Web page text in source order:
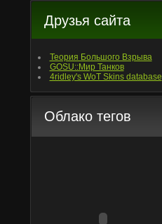
Друзья сайта
Теория Большого Взрыва
GOSU::Мир Танков
4ridley's WoT Skins database
Облако тегов